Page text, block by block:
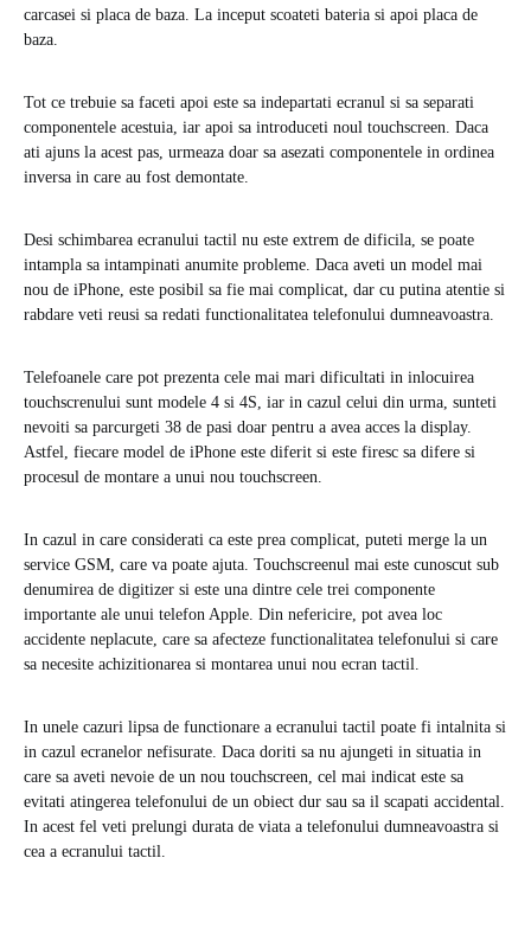
carcasei si placa de baza. La inceput scoateti bateria si apoi placa de
baza.
Tot ce trebuie sa faceti apoi este sa indepartati ecranul si sa separati
componentele acestuia, iar apoi sa introduceti noul touchscreen. Daca
ati ajuns la acest pas, urmeaza doar sa asezati componentele in ordinea
inversa in care au fost demontate.
Desi schimbarea ecranului tactil nu este extrem de dificila, se poate
intampla sa intampinati anumite probleme. Daca aveti un model mai
nou de iPhone, este posibil sa fie mai complicat, dar cu putina atentie si
rabdare veti reusi sa redati functionalitatea telefonului dumneavoastra.
Telefoanele care pot prezenta cele mai mari dificultati in inlocuirea
touchscrenului sunt modele 4 si 4S, iar in cazul celui din urma, sunteti
nevoiti sa parcurgeti 38 de pasi doar pentru a avea acces la display.
Astfel, fiecare model de iPhone este diferit si este firesc sa difere si
procesul de montare a unui nou touchscreen.
In cazul in care considerati ca este prea complicat, puteti merge la un
service GSM, care va poate ajuta. Touchscreenul mai este cunoscut sub
denumirea de digitizer si este una dintre cele trei componente
importante ale unui telefon Apple. Din nefericire, pot avea loc
accidente neplacute, care sa afecteze functionalitatea telefonului si care
sa necesite achizitionarea si montarea unui nou ecran tactil.
In unele cazuri lipsa de functionare a ecranului tactil poate fi intalnita si
in cazul ecranelor nefisurate. Daca doriti sa nu ajungeti in situatia in
care sa aveti nevoie de un nou touchscreen, cel mai indicat este sa
evitati atingerea telefonului de un obiect dur sau sa il scapati accidental.
In acest fel veti prelungi durata de viata a telefonului dumneavoastra si
cea a ecranului tactil.